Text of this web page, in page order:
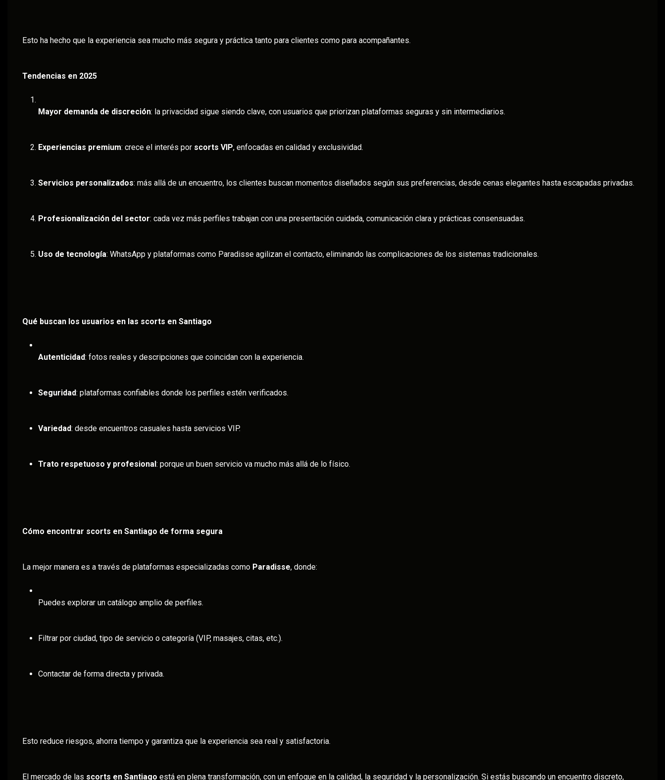
Esto ha hecho que la experiencia sea mucho más segura y práctica tanto para clientes como para acompañantes.
Tendencias en 2025
Mayor demanda de discreción: la privacidad sigue siendo clave, con usuarios que priorizan plataformas seguras y sin intermediarios.
Experiencias premium: crece el interés por scorts VIP, enfocadas en calidad y exclusividad.
Servicios personalizados: más allá de un encuentro, los clientes buscan momentos diseñados según sus preferencias, desde cenas elegantes hasta escapadas privadas.
Profesionalización del sector: cada vez más perfiles trabajan con una presentación cuidada, comunicación clara y prácticas consensuadas.
Uso de tecnología: WhatsApp y plataformas como Paradisse agilizan el contacto, eliminando las complicaciones de los sistemas tradicionales.
Qué buscan los usuarios en las scorts en Santiago
Autenticidad: fotos reales y descripciones que coincidan con la experiencia.
Seguridad: plataformas confiables donde los perfiles estén verificados.
Variedad: desde encuentros casuales hasta servicios VIP.
Trato respetuoso y profesional: porque un buen servicio va mucho más allá de lo físico.
Cómo encontrar scorts en Santiago de forma segura
La mejor manera es a través de plataformas especializadas como Paradisse, donde:
Puedes explorar un catálogo amplio de perfiles.
Filtrar por ciudad, tipo de servicio o categoría (VIP, masajes, citas, etc.).
Contactar de forma directa y privada.
Esto reduce riesgos, ahorra tiempo y garantiza que la experiencia sea real y satisfactoria.
El mercado de las scorts en Santiago está en plena transformación, con un enfoque en la calidad, la seguridad y la personalización. Si estás buscando un encuentro discreto,